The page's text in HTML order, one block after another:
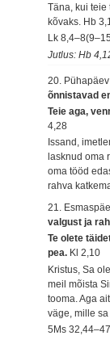
Täna, kui teie
kõvaks. Hb
Lk
Jutlus: Hb
20.
õnnistavad
Teie aga,
4,28
Issand,
lasknud oma
oma tööd
rahva
21.
valgust ja
Te olete
pea. Kl 2,10
Kristus, Sa
meil mõista
tooma. Aga
väge, mille
5Ms